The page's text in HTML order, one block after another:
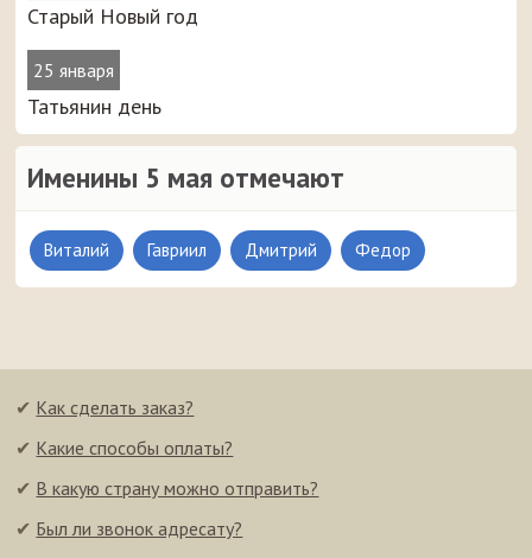
Старый Новый год
25 января
Татьянин день
Именины 5 мая отмечают
Виталий Гавриил Дмитрий Федор
✔ Как сделать заказ?
✔ Какие способы оплаты?
✔ В какую страну можно отправить?
✔ Был ли звонок адресату?